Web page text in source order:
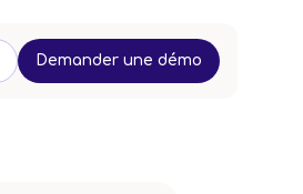
Demander une démo